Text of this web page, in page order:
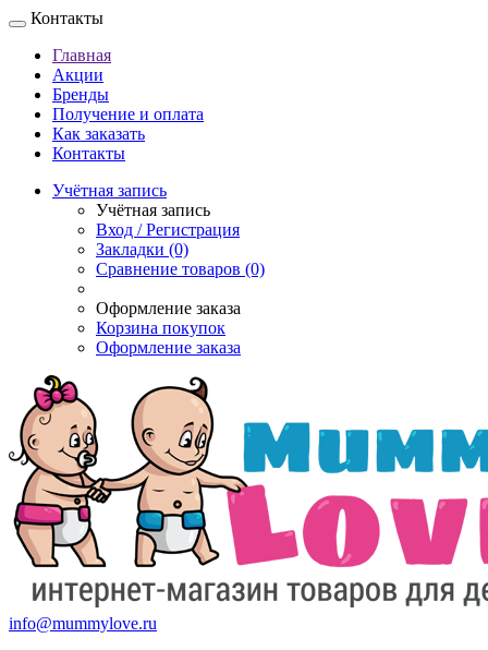
Контакты
Главная
Акции
Бренды
Получение и оплата
Как заказать
Контакты
Учётная запись
Учётная запись
Вход / Регистрация
Закладки (0)
Сравнение товаров (0)
Оформление заказа
Корзина покупок
Оформление заказа
info@mummylove.ru